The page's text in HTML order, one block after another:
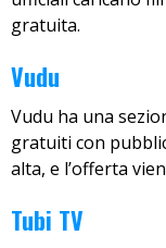
gratuita.
Vudu
Vudu ha una
gratuiti con
alta, e l’offerta
Tubi TV